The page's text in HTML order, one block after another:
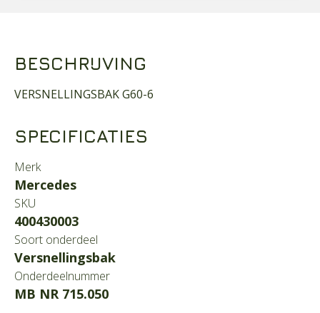
BESCHRIJVING
VERSNELLINGSBAK G60-6
SPECIFICATIES
Merk
Mercedes
SKU
400430003
Soort onderdeel
Versnellingsbak
Onderdeelnummer
MB NR 715.050